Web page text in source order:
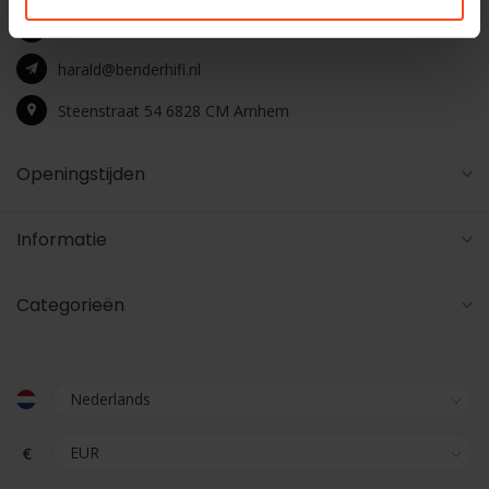
+31 26 4453541
harald@benderhifi.nl
Steenstraat 54 6828 CM Arnhem
Openingstijden
Informatie
Categorieën
€